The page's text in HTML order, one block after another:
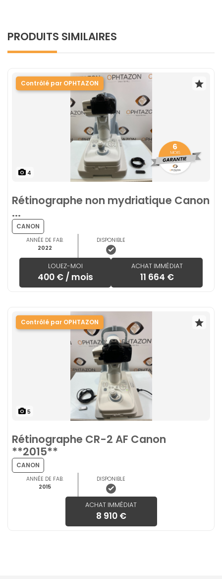
PRODUITS SIMILAIRES
Contrôlé par OPHTAZON
4
Rétinographe non mydriatique Canon
...
CANON
ANNÉE DE FAB.
2022
DISPONIBLE
LOUEZ-MOI
400 € / mois
ACHAT IMMÉDIAT
11 664 €
Contrôlé par OPHTAZON
5
Rétinographe CR-2 AF Canon
**2015**
CANON
ANNÉE DE FAB.
2015
DISPONIBLE
ACHAT IMMÉDIAT
8 910 €